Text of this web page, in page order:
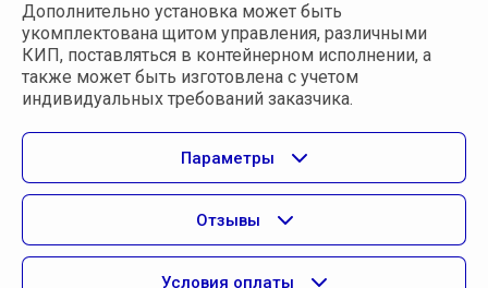
Дополнительно установка может быть
укомплектована щитом управления, различными
КИП, поставляться в контейнерном исполнении, а
также может быть изготовлена с учетом
индивидуальных требований заказчика.
Параметры
Отзывы
Условия оплаты